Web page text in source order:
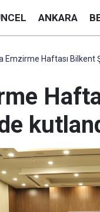
ANKARA
Emzirme Haftası Bilkent